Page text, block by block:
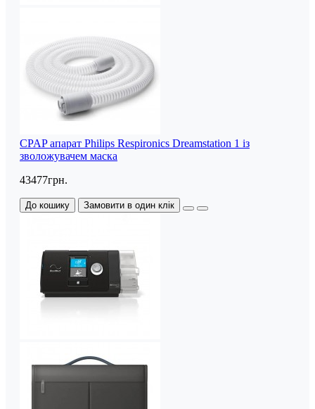
CPAP апарат Philips Respironics Dreamstation 1 із
зволожувачем маска
43477грн.
До кошику Замовити в один клік